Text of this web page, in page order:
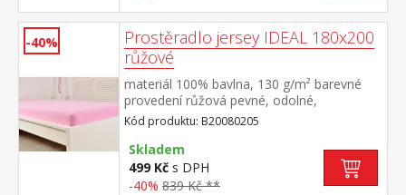
-40%
Prostěradlo jersey IDEAL 180x200
růžové
materiál 100% bavlna, 130 g/m² barevné
provedení růžová pevné, odolné,
stálobarevné, obšito gumou pro matrace
do výšky 25 cm pratelné do 60 °C
Kód produktu: B20080205
Skladem
499 Kč s DPH
-40% 839 Kč **